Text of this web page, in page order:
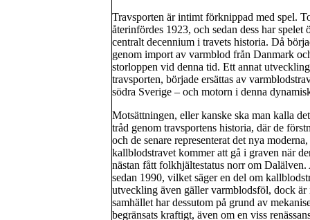
Travsporten är intimt förknippad med spel.
återinfördes 1923, och sedan dess har
centralt decennium i travets historia. Då
genom import av varmblod från Danmark
storloppen vid denna tid. Ett annat
travsporten, började ersättas av
södra Sverige – och motorn i denna
Motsättningen, eller kanske ska man kalla
tråd genom travsportens historia, där de
och de senare representerat det nya
kallblodstravet kommer att gå i graven när
nästan fått folkhjältestatus norr om
sedan 1990, vilket säger en del om
utveckling även gäller varmblodsföl, dock
samhället har dessutom på grund av
begränsats kraftigt, även om en viss